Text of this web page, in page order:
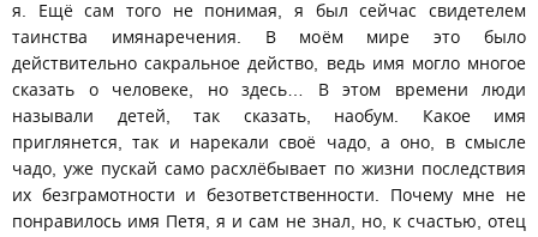
я. Ещё сам того не понимая, я был сейчас свидетелем
таинства имянаречения. В моём мире это было
действительно сакральное действо, ведь имя могло многое
сказать о человеке, но здесь… В этом времени люди
называли детей, так сказать, наобум. Какое имя
приглянется, так и нарекали своё чадо, а оно, в смысле
чадо, уже пускай само расхлёбывает по жизни последствия
их безграмотности и безответственности. Почему мне не
понравилось имя Петя, я и сам не знал, но, к счастью, отец